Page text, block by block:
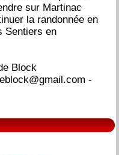
sur Martinac
la randonnée en
Sentiers en
Block
-